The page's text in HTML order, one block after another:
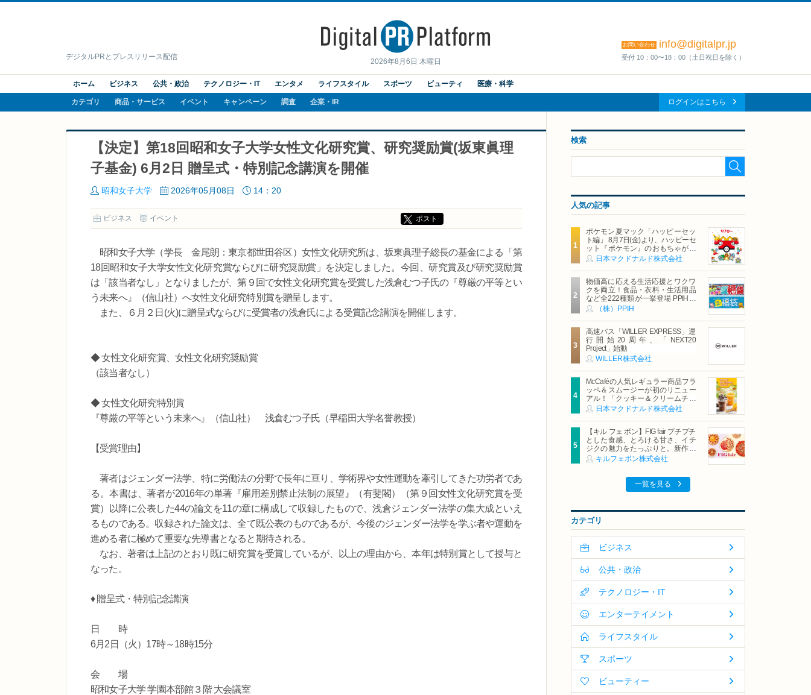
2026年8月6日 木曜日
デジタルPRとプレスリリース配信
お問い合わせ info@digitalpr.jp
受付 10：00〜18：00（土日祝日を除く）
ホーム ビジネス 公共・政治 テクノロジー・IT エンタメ ライフスタイル スポーツ ビューティ 医療・科学
カテゴリ 商品・サービス イベント キャンペーン 調査 企業・IR ログインはこちら
【決定】第18回昭和女子大学女性文化研究賞、研究奨励賞(坂東眞理
子基金) 6月2日 贈呈式・特別記念講演を開催
昭和女子大学 2026年05月08日 14：20
ビジネス イベント ポスト
昭和女子大学（学長 金尾朗：東京都世田谷区）女性文化研究所は、坂東眞理子総長の基金による「第
18回昭和女子大学女性文化研究賞ならびに研究奨励賞」を決定しました。今回、研究賞及び研究奨励賞
は「該当者なし」となりましたが、第９回で女性文化研究賞を受賞した浅倉むつ子氏の『尊厳の平等とい
う未来へ』（信山社）へ女性文化研究特別賞を贈呈します。
また、６月２日(火)に贈呈式ならびに受賞者の浅倉氏による受賞記念講演を開催します。
◆ 女性文化研究賞、女性文化研究奨励賞
（該当者なし）
◆ 女性文化研究特別賞
『尊厳の平等という未来へ』（信山社） 浅倉むつ子氏（早稲田大学名誉教授）
【受賞理由】
著者はジェンダー法学、特に労働法の分野で長年に亘り、学術界や女性運動を牽引してきた功労者であ
る。本書は、著者が2016年の単著『雇用差別禁止法制の展望』（有斐閣）（第９回女性文化研究賞を受
賞）以降に公表した44の論文を11の章に構成して収録したもので、浅倉ジェンダー法学の集大成といえ
るものである。収録された論文は、全て既公表のものであるが、今後のジェンダー法学を学ぶ者や運動を
進める者に極めて重要な先導書となると期待される。
なお、著者は上記のとおり既に研究賞を受賞しているが、以上の理由から、本年は特別賞として授与と
なった。
♦ 贈呈式・特別記念講演
日 時
6月2日（火）17時～18時15分
会 場
昭和女子大学 学園本部館３階 大会議室
検索
人気の記事
ポケモン夏マック「ハッピーセッ
ト編」 8月7日(金)より、ハッピーセ
ット『ポケモン』のおもちゃが期
間限定登場
日本マクドナルド株式会社
物価高に応える生活応援とワクワ
クを両立！食品・衣料・生活用品
など全222種類が一挙登場 PPIHグ
ループ「夏福袋」＆セール 8月6日
(木)より順次スタート
（株）PPIH
高速バス「WILLER EXPRESS」運
行開始20周年、「NEXT20
Project」始動
WILLER株式会社
McCaféの人気レギュラー商品フラ
ッペ＆スムージーが初のリニュー
アル！「クッキー＆クリームチョ
コフラッペ」「マンゴースムージ
ー」8月5日（水）から販売開始
日本マクドナルド株式会社
【キル フェ ボン】FIG fair プチプチ
とした食感、とろける甘さ、イチ
ジクの魅力をたっぷりと。新作を
含め、イチジク尽くしの全4種が登
場8月20日（木）スタート
キルフェボン株式会社
一覧を見る
カテゴリ
ビジネス
公共・政治
テクノロジー・IT
エンターテイメント
ライフスタイル
スポーツ
ビューティー